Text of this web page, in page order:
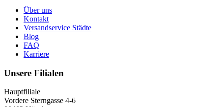
Über uns
Kontakt
Versandservice Städte
Blog
FAQ
Karriere
Unsere Filialen
Hauptfiliale
Vordere Sterngasse 4-6